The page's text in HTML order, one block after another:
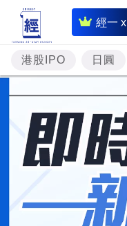
經一
即
時
財
經
專
題
投
資
樓
市
港股IPO 日圓